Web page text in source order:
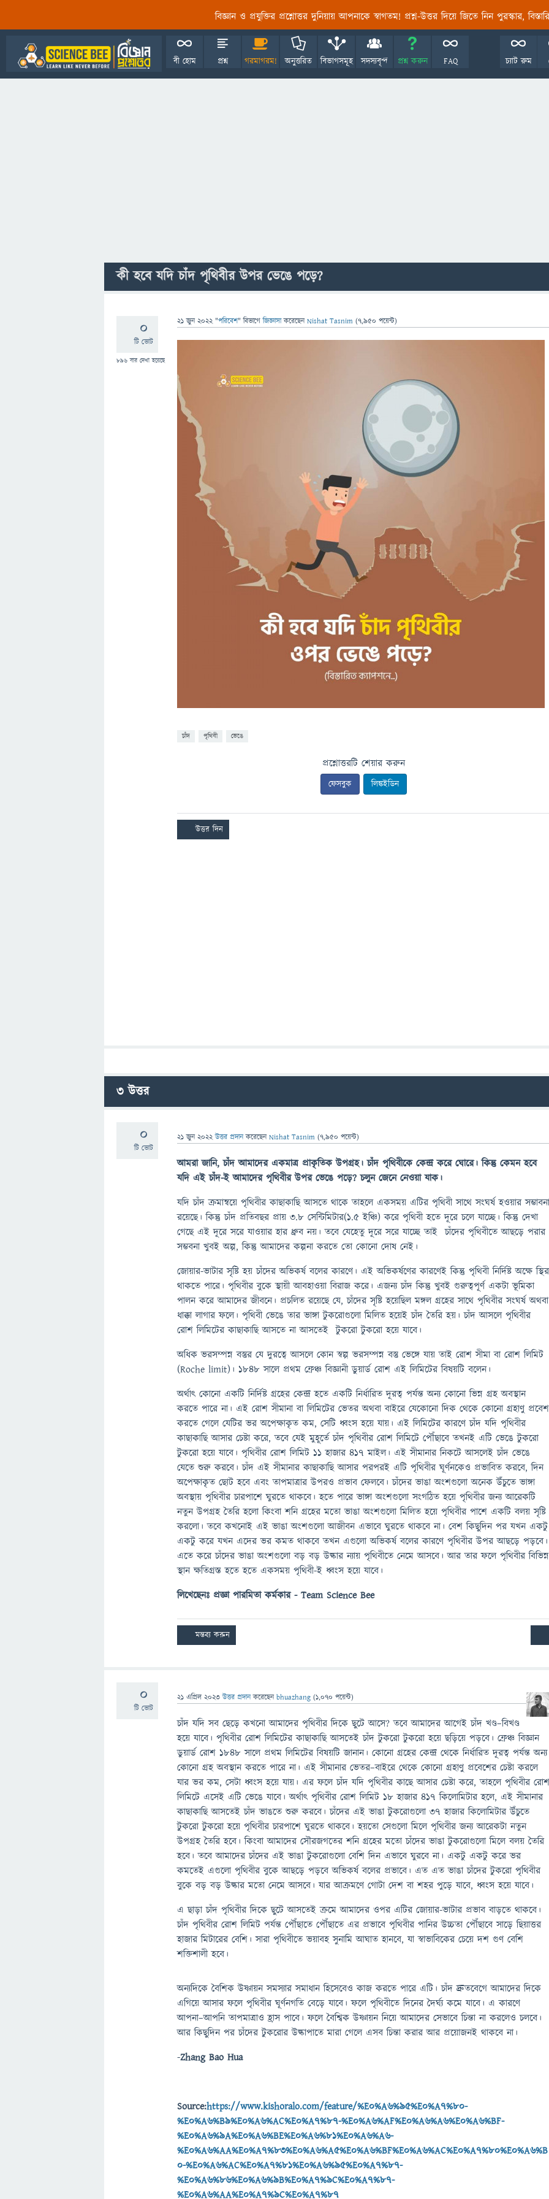
বিজ্ঞান ও প্রযুক্তির প্রশ্নোত্তর দুনিয়ায় আপনাকে স্বাগতম! প্রশ্ন-উত্তর দিয়ে জিতে নিন পুরস্কার,
বী হোম প্রশ্ন গরমাগরম! অনুত্তরিত বিভাগসমূহ সদস্যবৃন্দ প্রশ্ন করুন FAQ চ্যাট রুম
কী হবে যদি চাঁদ পৃথিবীর উপর ভেঙে পড়ে?
0
টি ভোট
896 বার দেখা হয়েছে
21 জুন 2022 "পরিবেশ" বিভাগে জিজ্ঞাসাকরেছেনNishat Tasnim (7,950 পয়েন্ট)
চাঁদ পৃথিবী ভেঙে
প্রশ্নোত্তরটি শেয়ার করুন
ফেসবুক লিঙ্কইডিন
3উত্তর
0
টি ভোট
21 জুন 2022 উত্তর প্রদান করেছেনNishat Tasnim (7,950 পয়েন্ট)
আমরা জানি, চাঁদ আমাদের একমাত্র প্রাকৃতিক উপগ্রহ। চাঁদ পৃথিবীকে কেন্দ্র করে ঘোরে। কিন্তু কেমন হবে
যদি এই চাঁদ-ই আমাদের পৃথিবীর উপর ভেঙে পড়ে? চলুন জেনে নেওয়া যাক।
যদি চাঁদ ক্রমান্বয়ে পৃথিবীর কাছাকাছি আসতে থাকে তাহলে একসময় এটির পৃথিবী সাথে সংঘর্ষ হওয়ার
রয়েছে। কিন্তু চাঁদ প্রতিবছর প্রায় ৩.৮ সেন্টিমিটার(১.৫ ইঞ্চি) করে পৃথিবী হতে দূরে চলে যাচ্ছে। কিন্তু দেখা
গেছে এই দূরে সরে যাওয়ার হার ধ্রুব নয়। তবে যেহেতু দূরে সরে যাচ্ছে তাই চাঁদের পৃথিবীতে আছড়ে পরার
সম্ভবনা খুবই অল্প, কিন্তু আমাদের কল্পনা করতে তো কোনো দোষ নেই।
জোয়ার-ভাটার সৃষ্টি হয় চাঁদের অভিকর্ষ বলের কারণে। এই অভিকর্ষণের কারণেই কিন্তু পৃথিবী নির্দিষ্ট অক্ষে স্থির
থাকতে পারে। পৃথিবীর বুকে স্থায়ী আবহাওয়া বিরাজ করে। এজন্য চাঁদ কিন্তু খুবই গুরুত্বপূর্ণ একটা ভূমিকা
পালন করে আমাদের জীবনে। প্রচলিত রয়েছে যে, চাঁদের সৃষ্টি হয়েছিল মঙ্গল গ্রহের সাথে পৃথিবীর সংঘর্ষ অথবা
ধাক্কা লাগার ফলে। পৃথিবী ভেঙে তার ভাঙ্গা টুকরোগুলো মিলিত হয়েই চাঁদ তৈরি হয়। চাঁদ আসলে পৃথিবীর
রোশ লিমিটের কাছাকাছি আসতে না আসতেই টুকরো টুকরো হয়ে যাবে।
অধিক ভরসম্পন্ন বস্তুর যে দুরত্বে আসলে কোন স্বল্প ভরসম্পন্ন বস্তু ভেঙ্গে যায় তাই রোশ সীমা বা রোশ লিমিট
(Roche limit)। ১৮৪৮ সালে প্রথম ফ্রেঞ্চ বিজ্ঞানী ডুয়ার্ড রোশ এই লিমিটের বিষয়টি বলেন।
অর্থাৎ কোনো একটি নির্দিষ্ট গ্রহের কেন্দ্র হতে একটি নির্ধারিত দূরত্ব পর্যন্ত অন্য কোনো ভিন্ন গ্রহ অবস্থান
করতে পারে না। এই রোশ সীমানা বা লিমিটের ভেতর অথবা বাইরে যেকোনো দিক থেকে কোনো গ্রহাণু প্রবেশ
করতে গেলে যেটির ভর অপেক্ষাকৃত কম, সেটি ধ্বংস হয়ে যায়। এই লিমিটের কারণে চাঁদ যদি পৃথিবীর
কাছাকাছি আসার চেষ্টা করে, তবে যেই মুহূর্তে চাঁদ পৃথিবীর রোশ লিমিটে পৌঁছাবে তখনই এটি ভেঙে টুকরো
টুকরো হয়ে যাবে। পৃথিবীর রোশ লিমিট ১১ হাজার ৪১৭ মাইল। এই সীমানার নিকটে আসলেই চাঁদ ভেঙে
যেতে শুরু করবে। চাঁদ এই সীমানার কাছাকাছি আসার পরপরই এটি পৃথিবীর ঘূর্ণনকেও প্রভাবিত করবে, দিন
অপেক্ষাকৃত ছোট হবে এবং তাপমাত্রার উপরও প্রভাব ফেলবে। চাঁদের ভাঙা অংশগুলো অনেক উঁচুতে ভাঙ্গা
অবস্থায় পৃথিবীর চারপাশে ঘুরতে থাকবে। হতে পারে ভাঙ্গা অংশগুলো সংগঠিত হয়ে পৃথিবীর জন্য আরেকটি
নতুন উপগ্রহ তৈরি হলো কিংবা শনি গ্রহের মতো ভাঙা অংশগুলো মিলিত হয়ে পৃথিবীর পাশে একটি বলয় সৃষ্টি
করলো। তবে কখনোই এই ভাঙা অংশগুলো আজীবন এভাবে ঘুরতে থাকবে না। বেশ কিছুদিন পর যখন একটু
একটু করে যখন এদের ভর কমত থাকবে তখন এগুলো অভিকর্ষ বলের কারণে পৃথিবীর উপর আছড়ে পড়বে।
এতে করে চাঁদের ভাঙা অংশগুলো বড় বড় উল্কার ন্যায় পৃথিবীতে নেমে আসবে। আর তার ফলে পৃথিবীর বিভিন্ন
স্থান ক্ষতিগ্রস্ত হতে হতে একসময় পৃথিবী-ই ধ্বংস হয়ে যাবে।
লিখেছেনঃ প্রজ্ঞা পারমিতা কর্মকার - Team Science Bee
0
টি ভোট
21 এপ্রিল 2023 উত্তর প্রদান করেছেনbhuazhang (1,070 পয়েন্ট)
চাঁদ যদি সব ছেড়ে কখনো আমাদের পৃথিবীর দিকে ছুটে আসে? তবে আমাদের আগেই চাঁদ খণ্ড–বিখণ্ড
হয়ে যাবে। পৃথিবীর রোশ লিমিটের কাছাকাছি আসতেই চাঁদ টুকরো টুকরো হয়ে ছড়িয়ে পড়বে। ফ্রেঞ্চ বিজ্ঞান
ডুয়ার্ড রোশ ১৮৪৮ সালে প্রথম লিমিটের বিষয়টি জানান। কোনো গ্রহের কেন্দ্র থেকে নির্ধারিত দূরত্ব পর্যন্ত অন্য
কোনো গ্রহ অবস্থান করতে পারে না। এই সীমানার ভেতর–বাইরে থেকে কোনো গ্রহাণু প্রবেশের চেষ্টা করলে
যার ভর কম, সেটা ধ্বংস হয়ে যায়। এর ফলে চাঁদ যদি পৃথিবীর কাছে আসার চেষ্টা করে, তাহলে পৃথিবীর
লিমিটে এসেই এটি ভেঙে যাবে। অর্থাৎ পৃথিবীর রোশ লিমিট ১৮ হাজার ৪১৭ কিলোমিটার হলে, এই সীমানার
কাছাকাছি আসতেই চাঁদ ভাঙতে শুরু করবে। চাঁদের এই ভাঙা টুকরোগুলো ৩৭ হাজার কিলোমিটার উঁচুতে
টুকরো টুকরো হয়ে পৃথিবীর চারপাশে ঘুরতে থাকবে। হয়তো সেগুলো মিলে পৃথিবীর জন্য আরেকটা নতুন
উপগ্রহ তৈরি হবে। কিংবা আমাদের সৌরজগতের শনি গ্রহের মতো চাঁদের ভাঙা টুকরোগুলো মিলে বলয় তৈরি
হবে। তবে আমাদের চাঁদের এই ভাঙা টুকরোগুলো বেশি দিন এভাবে ঘুরবে না। একটু একটু করে ভর
কমতেই এগুলো পৃথিবীর বুকে আছড়ে পড়বে অভিকর্ষ বলের প্রভাবে। এত এত ভাঙা চাঁদের টুকরো পৃথিবীর
বুকে বড় বড় উল্কার মতো নেমে আসবে। যার আক্রমণে গোটা দেশ বা শহর পুড়ে যাবে, ধ্বংস হয়ে যাবে।
এ ছাড়া চাঁদ পৃথিবীর দিকে ছুটে আসতেই ক্রমে আমাদের ওপর এটির জোয়ার-ভাটার প্রভাব বাড়তে থাকবে।
চাঁদ পৃথিবীর রোশ লিমিট পর্যন্ত পৌঁছাতে পৌঁছাতে এর প্রভাবে পৃথিবীর পানির উচ্চতা পৌঁছাবে সাড়ে ছিয়াত্তর
হাজার মিটারের বেশি। সারা পৃথিবীতে ভয়াবহ সুনামি আঘাত হানবে, যা স্বাভাবিকের চেয়ে দশ গুণ বেশি
শক্তিশালী হবে।
অন্যদিকে বৈশিক উষ্ণায়ন সমস্যার সমাধান হিসেবেও কাজ করতে পারে এটি। চাঁদ দ্রুতবেগে আমাদের দিকে
এগিয়ে আসার ফলে পৃথিবীর ঘূর্ণনগতি বেড়ে যাবে। ফলে পৃথিবীতে দিনের দৈর্ঘ্য কমে যাবে। এ কারণে
আপনা–আপনি তাপমাত্রাও হ্রাস পাবে। ফলে বৈশ্বিক উষ্ণায়ন নিয়ে আমাদের সেভাবে চিন্তা না করলেও চলবে।
আর কিছুদিন পর চাঁদের টুকরোর উল্কাপাতে মারা গেলে এসব চিন্তা করার আর প্রয়োজনই থাকবে না।
-Zhang Bao Hua
Source:https://www.kishoralo.com/feature/%E0%A6%95%E0%A7%80-
%E0%A6%B9%E0%A6%AC%E0%A7%87-%E0%A6%AF%E0%A6%A6%E0%A6%BF-
%E0%A6%9A%E0%A6%BE%E0%A6%81%E0%A6%A6-
%E0%A6%AA%E0%A7%83%E0%A6%A5%E0%A6%BF%E0%A6%AC%E0%A7%80%E0%A6%B
0-%E0%A6%AC%E0%A7%81%E0%A6%95%E0%A7%87-
%E0%A6%86%E0%A6%9B%E0%A7%9C%E0%A7%87-
%E0%A6%AA%E0%A7%9C%E0%A7%87